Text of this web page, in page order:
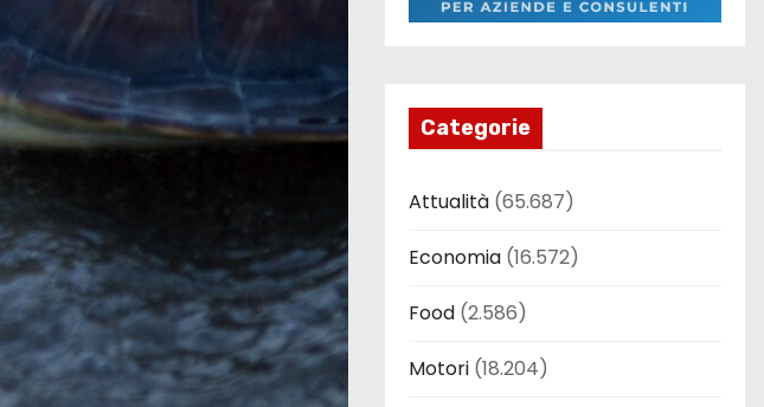
Categorie
Attualità (65.687)
Economia (16.572)
Food (2.586)
Motori (18.204)